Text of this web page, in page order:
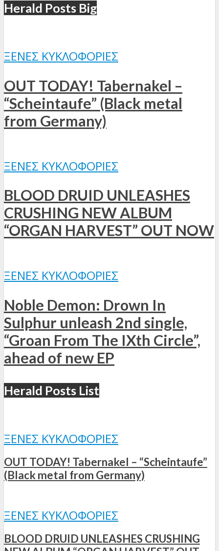
Herald Posts Big
ΞΈΝΕΣ ΚΥΚΛΟΦΟΡΊΕΣ
OUT TODAY! Tabernakel –
“Scheintaufe” (Black metal
from Germany)
ΞΈΝΕΣ ΚΥΚΛΟΦΟΡΊΕΣ
BLOOD DRUID UNLEASHES
CRUSHING NEW ALBUM
“ORGAN HARVEST” OUT NOW
ΞΈΝΕΣ ΚΥΚΛΟΦΟΡΊΕΣ
Noble Demon: Drown In
Sulphur unleash 2nd single,
“Groan From The IXth Circle”,
ahead of new EP
Herald Posts List
ΞΈΝΕΣ ΚΥΚΛΟΦΟΡΊΕΣ
OUT TODAY! Tabernakel – “Scheintaufe”
(Black metal from Germany)
ΞΈΝΕΣ ΚΥΚΛΟΦΟΡΊΕΣ
BLOOD DRUID UNLEASHES CRUSHING